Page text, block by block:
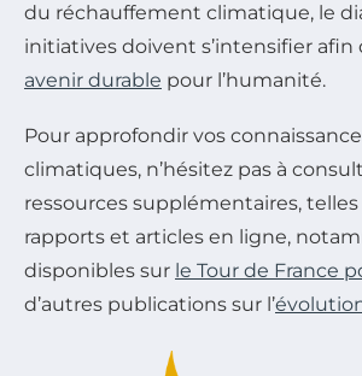
du réchauffement climatique, le
initiatives doivent s’intensifier afin
avenir durable pour l’humanité.
Pour approfondir vos
climatiques, n’hésitez pas à
ressources supplémentaires,
rapports et articles en ligne,
disponibles sur le Tour de France
d’autres publications sur l’